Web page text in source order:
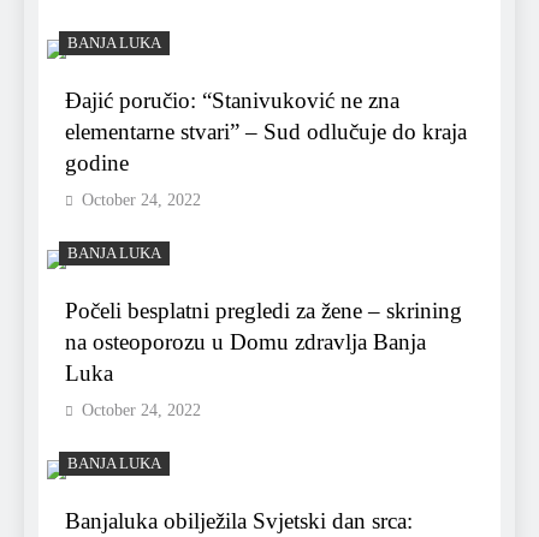
BANJA LUKA
Đajić poručio: “Stanivuković ne zna
elementarne stvari” – Sud odlučuje do kraja
godine
October 24, 2022
BANJA LUKA
Počeli besplatni pregledi za žene – skrining
na osteoporozu u Domu zdravlja Banja
Luka
October 24, 2022
BANJA LUKA
Banjaluka obilježila Svjetski dan srca: